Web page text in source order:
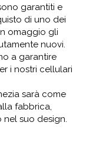
garantiti e
di uno dei
omaggio gli
nuovi.
a garantire
i nostri cellulari
sarà come
fabbrica,
suo design.